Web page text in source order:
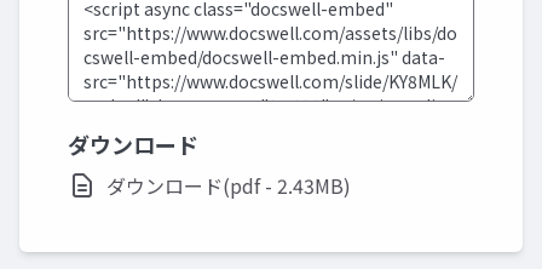
ダウンロード
ダウンロード(pdf - 2.43MB)